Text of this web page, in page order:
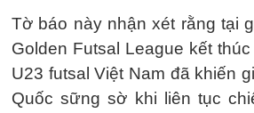
Tờ báo này nhận xét rằng tại
Golden Futsal League kết
U23 futsal Việt Nam đã khiến
Quốc sững sờ khi liên tục